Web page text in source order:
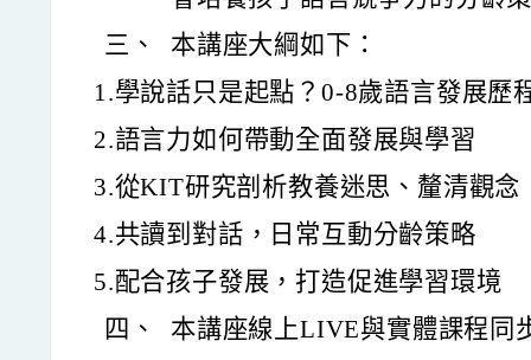
三、
本講座大綱如下：
1.學說話只是起點？0-8歲語言發展歷
2.語言力如何帶動全面發展與學習
3.從KIT研究剖析教養迷思、釐清觀念
4.共讀到對話，日常互動分齡策略
5.配合孩子發展，打造促進學習環境
四、
本講座線上LIVE與實體課程同